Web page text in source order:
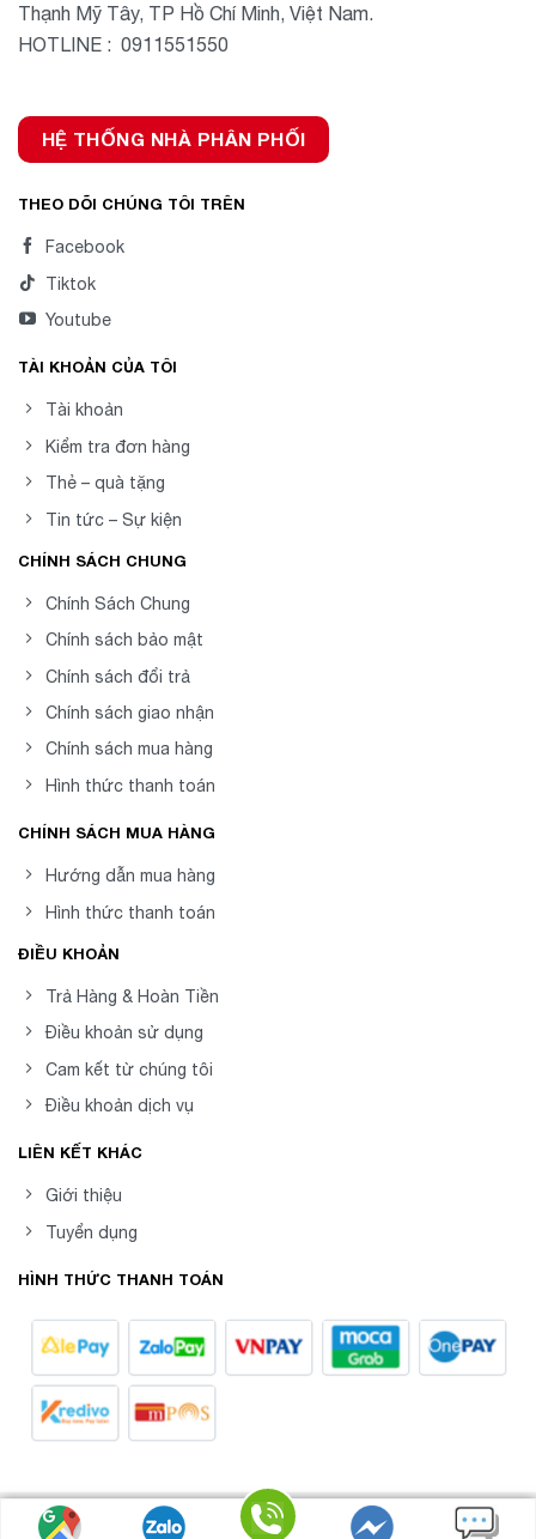
Thạnh Mỹ Tây, TP Hồ Chí Minh, Việt Nam.
HOTLINE : 0911551550
HỆ THỐNG NHÀ PHÂN PHỐI
THEO DÕI CHÚNG TÔI TRÊN
Facebook
Tiktok
Youtube
TÀI KHOẢN CỦA TÔI
Tài khoản
Kiểm tra đơn hàng
Thẻ – quà tặng
Tin tức – Sự kiện
CHÍNH SÁCH CHUNG
Chính Sách Chung
Chính sách bảo mật
Chính sách đổi trả
Chính sách giao nhận
Chính sách mua hàng
Hình thức thanh toán
CHÍNH SÁCH MUA HÀNG
Hướng dẫn mua hàng
Hình thức thanh toán
ĐIỀU KHOẢN
Trả Hàng & Hoàn Tiền
Điều khoản sử dụng
Cam kết từ chúng tôi
Điều khoản dịch vụ
LIÊN KẾT KHÁC
Giới thiệu
Tuyển dụng
HÌNH THỨC THANH TOÁN
Copyright 2026 © 8posvn -
Phần mềm Quản Lý Bán Hàng Chuyên